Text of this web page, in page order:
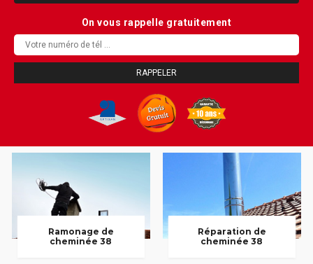
On vous rappelle gratuitement
Ramonage de
cheminée 38
Réparation de
cheminée 38